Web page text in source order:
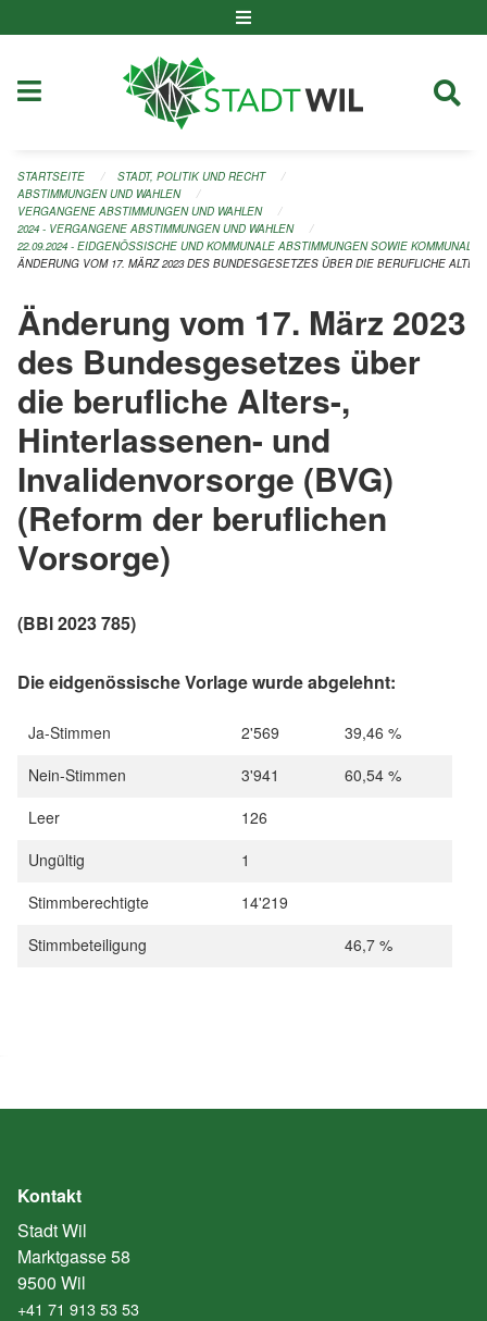
STARTSEITE
STADT, POLITIK UND RECHT
ABSTIMMUNGEN UND WAHLEN
VERGANGENE ABSTIMMUNGEN UND WAHLEN
2024 - VERGANGENE ABSTIMMUNGEN UND WAHLEN
22.09.2024 - EIDGENÖSSISCHE UND KOMMUNALE ABSTIMMUNGEN SOWIE KOMMUNALE
ÄNDERUNG VOM 17. MÄRZ 2023 DES BUNDESGESETZES ÜBER DIE BERUFLICHE
Änderung vom 17. März 2023
des Bundesgesetzes über
die berufliche Alters-,
Hinterlassenen- und
Invalidenvorsorge (BVG)
(Reform der beruflichen
Vorsorge)
(BBl 2023 785)
Die eidgenössische Vorlage wurdeabgelehnt:
Ja-Stimmen 2'569
39,46 %
Nein-Stimmen
3'941
60,54 %
Leer
126
Ungültig
1
Stimmberechtigte
14'219
Stimmbeteiligung
46,7 %
Kontakt
Stadt Wil
Marktgasse 58
9500 Wil
+41 71 913 53 53